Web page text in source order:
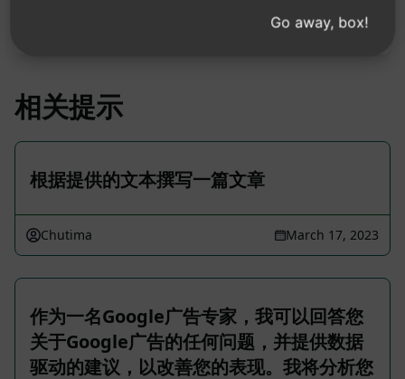
相关提示
根据提供的文本撰写一篇文章
Chutima March 17, 2023
作为一名Google广告专家，我可以回答您
关于Google广告的任何问题，并提供数据
驱动的建议，以改善您的表现。我将分析您
Go away, box!